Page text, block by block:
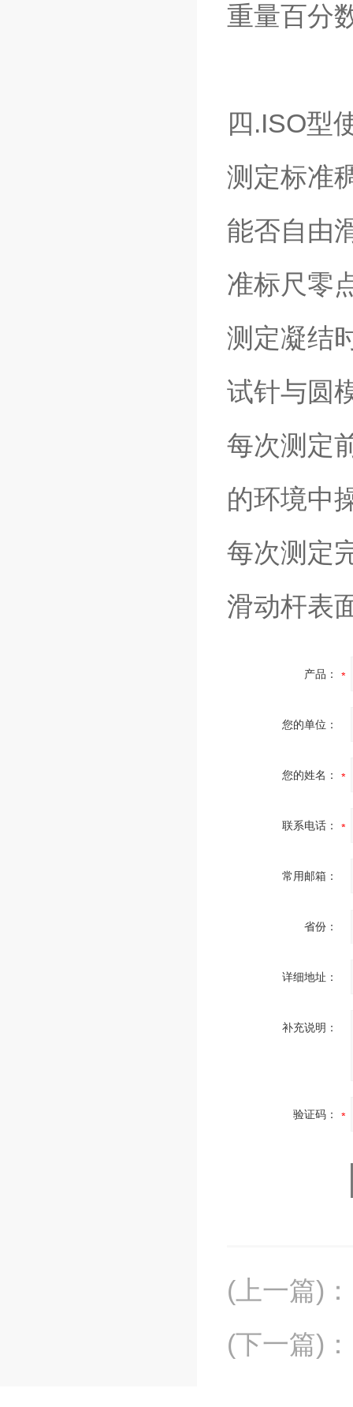
重量百分
四.ISO型
测定标准
能否自由
准标尺零
测定凝结
试针与圆
每次测定
的环境中
每次测定
滑动杆表
产品：
您的单位：
您的姓名：
联系电话：
常用邮箱：
省份：
详细地址：
补充说明：
验证码：
(上一篇) ：
(下一篇) ：